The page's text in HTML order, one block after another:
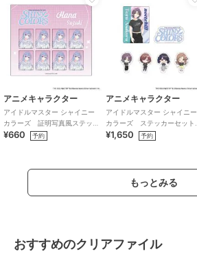
アニメキャラクター
アイドルマスター シャイニー
カラーズ 証明写真風ステッ
カー (鈴木羽那)
¥660 予約
アニメキャラクター
アイドルマスター シャイニー
カラーズ ステッカーセット
(283プロ ノクチル)
¥1,650 予約
もっとみる
おすすめのクリアファイル